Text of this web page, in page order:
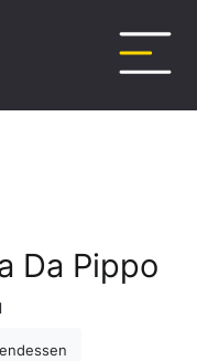
Da Pippo